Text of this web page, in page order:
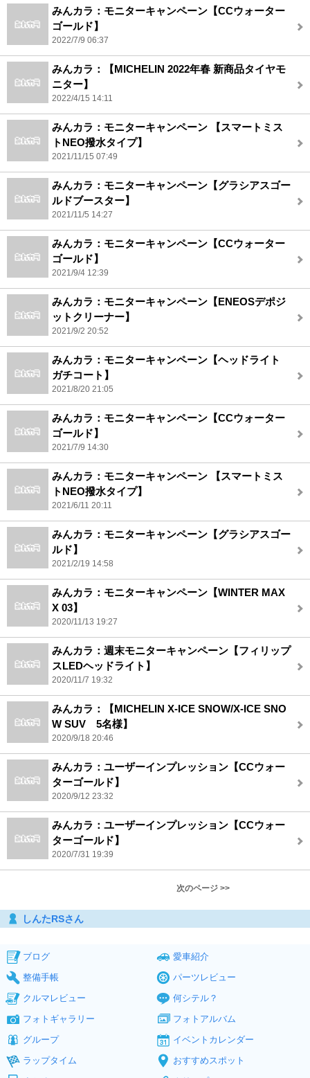
みんカラ：モニターキャンペーン【CCウォーター
ゴールド】
2022/7/9 06:37
みんカラ：【MICHELIN 2022年春 新商品タイヤモ
ニター】
2022/4/15 14:11
みんカラ：モニターキャンペーン 【スマートミス
トNEO撥水タイプ】
2021/11/15 07:49
みんカラ：モニターキャンペーン【グラシアスゴー
ルドブースター】
2021/11/5 14:27
みんカラ：モニターキャンペーン【CCウォーター
ゴールド】
2021/9/4 12:39
みんカラ：モニターキャンペーン【ENEOSデポジ
ットクリーナー】
2021/9/2 20:52
みんカラ：モニターキャンペーン【ヘッドライト
ガチコート】
2021/8/20 21:05
みんカラ：モニターキャンペーン【CCウォーター
ゴールド】
2021/7/9 14:30
みんカラ：モニターキャンペーン 【スマートミス
トNEO撥水タイプ】
2021/6/11 20:11
みんカラ：モニターキャンペーン【グラシアスゴー
ルド】
2021/2/19 14:58
みんカラ：モニターキャンペーン【WINTER MAX
X 03】
2020/11/13 19:27
みんカラ：週末モニターキャンペーン【フィリップ
スLEDヘッドライト】
2020/11/7 19:32
みんカラ：【MICHELIN X-ICE SNOW/X-ICE SNO
W SUV 5名様】
2020/9/18 20:46
みんカラ：ユーザーインプレッション【CCウォー
ターゴールド】
2020/9/12 23:32
みんカラ：ユーザーインプレッション【CCウォー
ターゴールド】
2020/7/31 19:39
次のページ >>
しんたRSさん
ブログ
愛車紹介
整備手帳
パーツレビュー
クルマレビュー
何シテル？
フォトギャラリー
フォトアルバム
グループ
イベントカレンダー
ラップタイム
おすすめスポット